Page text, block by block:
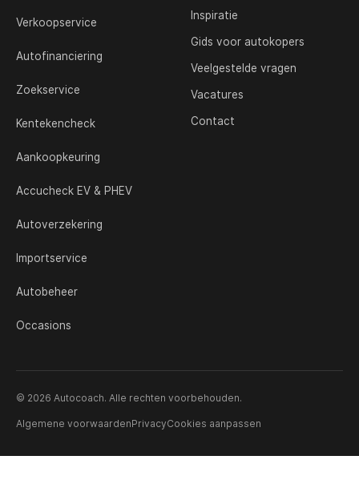
Verkoopservice
Autofinanciering
Zoekservice
Kentekencheck
Aankoopkeuring
Accucheck EV & PHEV
Autoverzekering
Importservice
Autobeheer
Occasions
Inspiratie
Gids voor autokopers
Veelgestelde vragen
Vacatures
Contact
© 2026 Autocoach. Alle rechten voorbehouden.
Algemene voorwaardenPrivacyCookies aanpassen